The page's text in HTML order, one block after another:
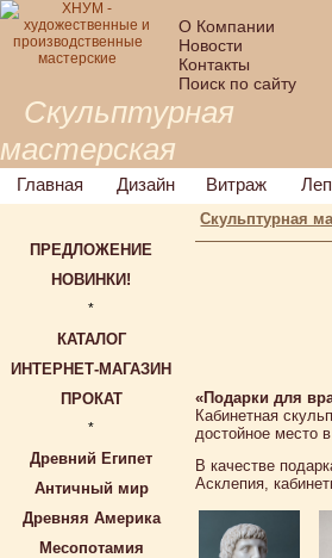
О Компании
Новости
Контакты
Поиск по сайту
Скульптурная
мастерская
Главная Дизайн Витраж
Скульптурная
ПРЕДЛОЖЕНИЕ
НОВИНКИ!
*
КАТАЛОГ
ИНТЕРНЕТ-МАГАЗИН
ПРОКАТ
*
Древний Египет
Античный мир
Древняя Америка
Месопотамия
«Подарки для
Кабинетная
достойное место
В качестве
Асклепия,